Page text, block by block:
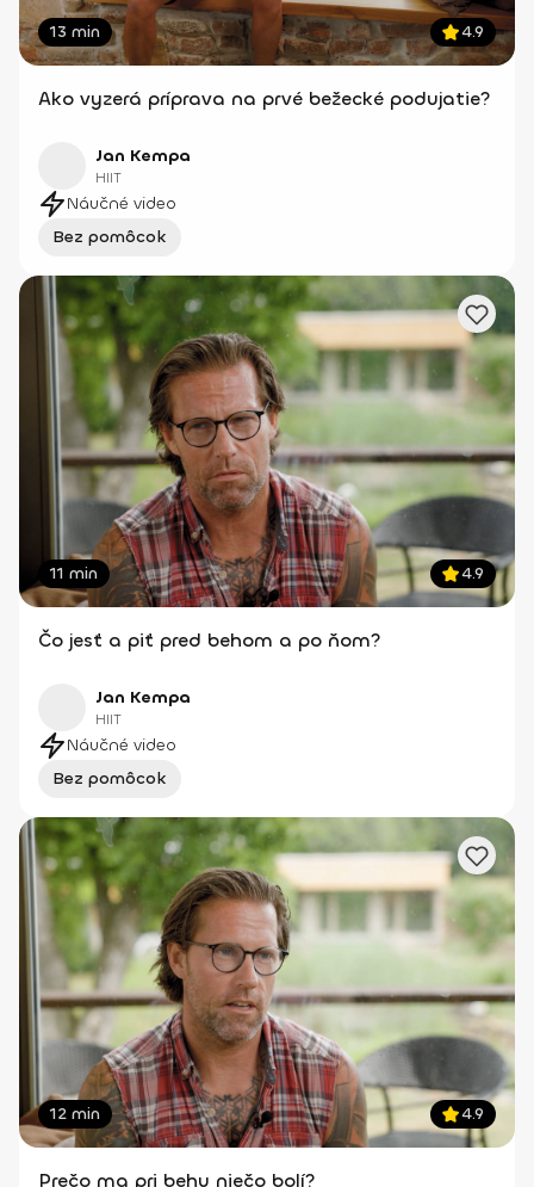
13 min 4.9
Ako vyzerá príprava na prvé bežecké podujatie?
Jan Kempa
HIIT
Náučné video
Bez pomôcok
11 min 4.9
Čo jesť a piť pred behom a po ňom?
Jan Kempa
HIIT
Náučné video
Bez pomôcok
12 min 4.9
Prečo ma pri behu niečo bolí?